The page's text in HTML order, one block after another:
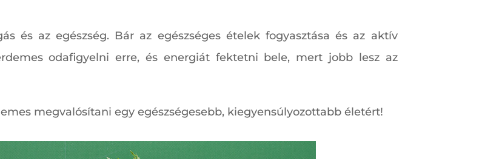
és az egészség. Bár az egészséges ételek fogyasztása és az aktív
odafigyelni erre, és energiát fektetni bele, mert jobb lesz az
megvalósítani egy egészségesebb, kiegyensúlyozottabb életért!